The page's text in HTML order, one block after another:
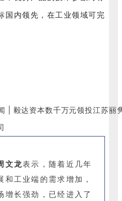
国内领先，在工业领域可完
文龙表示，随着近几年
工业端的需求增加，
增长强劲，已经进入了